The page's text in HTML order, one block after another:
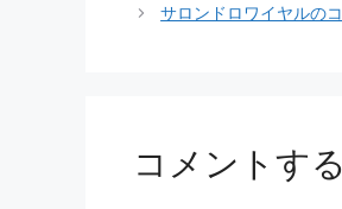
リ
サロンドロワイヤルの
コメントする